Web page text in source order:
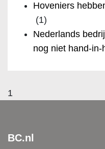
Hoveniers
(1)
Nederlands
nog niet hand-in-
1
BC.nl